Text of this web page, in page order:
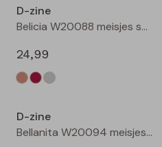
D-zine
Belicia W20088 meisjes sweatshirt Grey melee
24,99
D-zine
Bellanita W20094 meisjes buiten jack Wijnrood